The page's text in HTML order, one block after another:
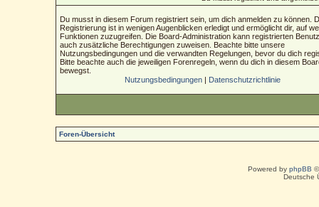
Du musst in diesem Forum registriert sein, um dich anmelden zu können.
Registrierung ist in wenigen Augenblicken erledigt und ermöglicht dir, auf
Funktionen zuzugreifen. Die Board-Administration kann registrierten
auch zusätzliche Berechtigungen zuweisen. Beachte bitte unsere
Nutzungsbedingungen und die verwandten Regelungen, bevor du dich
Bitte beachte auch die jeweiligen Forenregeln, wenn du dich in diesem
bewegst.
Nutzungsbedingungen| Datenschutzrichtlinie
Foren-Übersicht
Powered by phpBB
Deutsche